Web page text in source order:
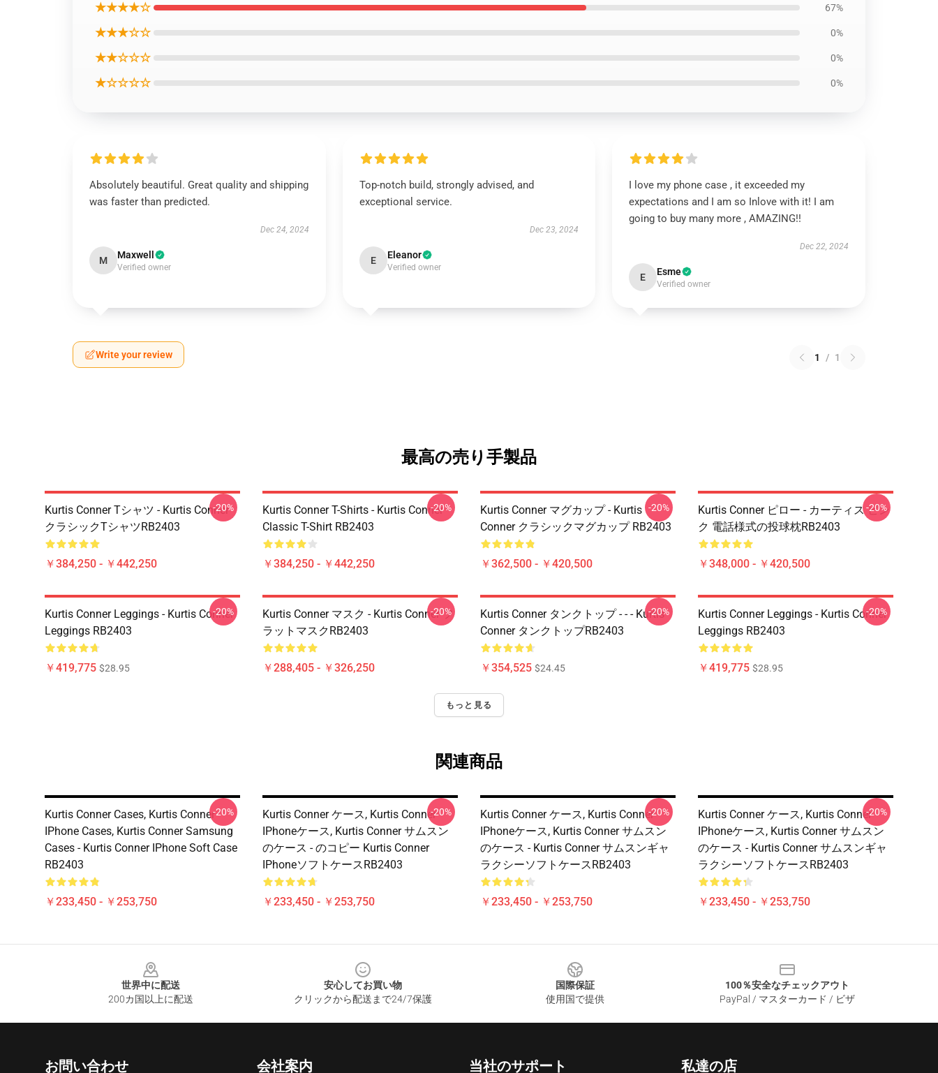
★★★★☆ 67%
★★★☆☆ 0%
★★☆☆☆ 0%
★☆☆☆☆ 0%
Absolutely beautiful. Great quality and shipping
was faster than predicted.
Dec 24, 2024
M Maxwell
Verified owner
Top-notch build, strongly advised, and
exceptional service.
Dec 23, 2024
E Eleanor
Verified owner
I love my phone case , it exceeded my
expectations and I am so Inlove with it! I am
going to buy many more , AMAZING!!
Dec 22, 2024
E Esme
Verified owner
Write your review 1 / 1
最高の売り手製品
Kurtis Conner Tシャツ - Kurtis Conner
クラシックTシャツRB2403
￥384,250 - ￥442,250
-20%
Kurtis Conner T-Shirts - Kurtis Conner
Classic T-Shirt RB2403
￥384,250 - ￥442,250
-20%
Kurtis Conner マグカップ - Kurtis
Conner クラシックマグカップ RB2403
￥362,500 - ￥420,500
-20%
Kurtis Conner ピロー - カーティス ピン
ク 電話様式の投球枕RB2403
￥348,000 - ￥420,500
-20%
Kurtis Conner Leggings - Kurtis Conner
Leggings RB2403
￥419,775 $28.95
-20%
Kurtis Conner マスク - Kurtis Conner フ
ラットマスクRB2403
￥288,405 - ￥326,250
-20%
Kurtis Conner タンクトップ - - - Kurtis
Conner タンクトップRB2403
￥354,525 $24.45
-20%
Kurtis Conner Leggings - Kurtis Conner
Leggings RB2403
￥419,775 $28.95
-20%
もっと見る
関連商品
Kurtis Conner Cases, Kurtis Conner
IPhone Cases, Kurtis Conner Samsung
Cases - Kurtis Conner IPhone Soft Case
RB2403
￥233,450 - ￥253,750
-20%
Kurtis Conner ケース, Kurtis Conner
IPhoneケース, Kurtis Conner サムスン
のケース - のコピー Kurtis Conner
IPhoneソフトケースRB2403
￥233,450 - ￥253,750
-20%
Kurtis Conner ケース, Kurtis Conner
IPhoneケース, Kurtis Conner サムスン
のケース - Kurtis Conner サムスンギャ
ラクシーソフトケースRB2403
￥233,450 - ￥253,750
-20%
Kurtis Conner ケース, Kurtis Conner
IPhoneケース, Kurtis Conner サムスン
のケース - Kurtis Conner サムスンギャ
ラクシーソフトケースRB2403
￥233,450 - ￥253,750
-20%
世界中に配送
200カ国以上に配送
安心してお買い物
クリックから配送まで24/7保護
国際保証
使用国で提供
100％安全なチェックアウト
PayPal / マスターカード / ビザ
お問い合わせ 会社案内 当社のサポート 私達の店